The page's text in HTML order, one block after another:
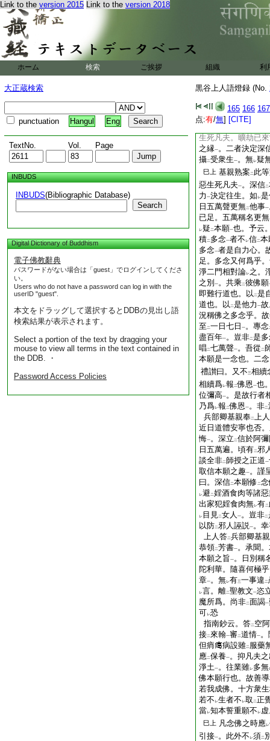
Link to the version 2015 Link to the version 2018
ホーム 検索 ご挨拶 組織 利
大正蔵検索
punctuation Hangul Eng
TextNo. Vol. Page
INBUDS
INBUDS(Bibliographic Database)
Search
Digital Dictionary of Buddhism
電子佛教辭典
パスワードがない場合は「guest」でログインしてくださ
い。
Users who do not have a password can log in with the
userID "guest".
本文をドラッグして選択するとDDBの見出し語
検索結果が表示されます。
Select a portion of the text by dragging your
mouse to view all terms in the text contained in
the DDB. ・
Password Access Policies
黒谷上人語燈録 (No.
165 166 167
点:有/無] [CITE]
諸方答書第十七
基親取 二信本願一 章
雙卷經上云。設我得
已上 同經下云。諸
喜乃至一念至心迥
生一往二不退轉一 已上
本弘誓願及稱
往生 上。乃至一
巳上 觀經疏云。一
生死凡夫。曠劫已
之縁一。二者決定深
攝二受衆生一。無レ疑
巳上 基親熟案二 此
惡生死凡夫一。深信二
力 一決定往生。如 レ
日五萬聲更無二他事一
已足。五萬稱名更無
レ疑 二本願一也。予云
積二 多念一者不 レ信二本
多念一者是自力心。
足。多念又何爲乎
淨二門相對論レ之。
之別 一。共乘 二彼佛願
即難行道也。以 二是
道也。以 二是他力 一
況稱佛之多念乎。
至 二一日七日 一。專念
盡百年一。豈非二是
唱二七萬聲一。吾從 二
本願是一念也。二
禮讃曰。又不三相續
相續爲レ報 二佛恩一也
位彌高一。是故行者
乃爲レ報 二佛恩一。非二
兵部卿基親奉二上人
近日道體安寧也否
悔一。深立 二信於阿
日五萬遍。頃有二邪
談全非二師授之正道一
取信本願之趣一。謹
曰。深信二本願修 二
レ避 二婬酒食肉等諸
出家犯婬食肉無レ有二
レ 目見二女人 一。豈非二
以防二邪人誣説一。
上人答二兵部卿基親
恭領二芳書一。承聞
本願之旨一。日別稱
陀利華。隨喜何極
章一。無レ有三一事違 二
レ言。離二聖教文一恣
魔所爲。尚非二面謁一
可レ恐
指南鈔云。答二 空
接二來翰一審 二道情一
但痟𤸎病設雖二 服藥
應二保養一。抑凡夫
淨土一。往業雖レ多無
佛本願行也。故善
若我成佛。十方衆
若不 レ生者不 レ取 二正
當レ知本誓重願不 レ
巳上 凡念佛之時應レ
引接一。此外不 レ須二